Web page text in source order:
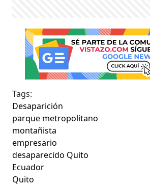
Tags:
Desaparición
parque metropolitano
montañista
empresario
desaparecido Quito
Ecuador
Quito